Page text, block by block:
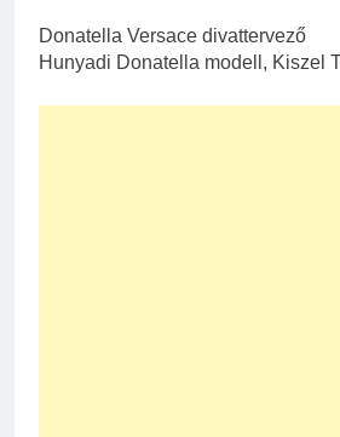
Donatella Versace divattervező
Hunyadi Donatella modell, Kiszel